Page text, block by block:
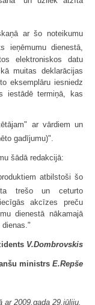
ar šo noteikumu
ieņēmumu dienestā,
elektroniskos datu
muitas deklarācijas
eksemplāru iesniedz
iestādē termiņā, kas
ar vārdiem un
gadījumu)".
šādā redakcijā:
atbilstoši šo
trešo un ceturto
akcīzes preču
dienestā nākamajā
V.Dombrovskis
ministrs E.Repše
2009.gada 29.jūliju.